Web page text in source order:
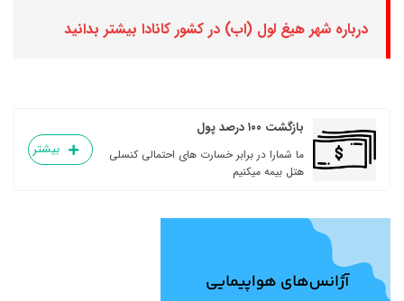
درباره شهر هیغ لول (اب) در کشور کانادا بیشتر بدانید
بازگشت ۱۰۰ درصد پول
ما شمارا در برابر خسارت های احتمالی کنسلی
هتل بیمه میکنیم
بیشتر